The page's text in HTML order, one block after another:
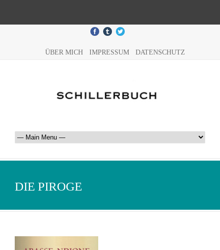
ÜBER MICH IMPRESSUM DATENSCHUTZ
DIE PIROGE